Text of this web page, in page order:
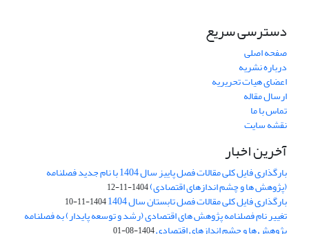
دسترسی سریع
صفحه اصلی
درباره نشریه
اعضای هیات تحریریه
ارسال مقاله
تماس با ما
نقشه سایت
آخرین اخبار
بارگذاری فایل کلی مقالات فصل پاییز سال 1404 با نام جدید فصلنامه
(پژوهش ها و چشم اندازهای اقتصادی)1404-11-12
بارگذاری فایل کلی مقالات فصل تابستان سال 1404 1404-11-10
تغییر نام فصلنامه پژوهش های اقتصادی (رشد و توسعه پایدار) به فصلنامه